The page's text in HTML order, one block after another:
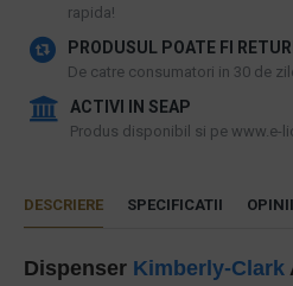
rapida!
PRODUSUL POATE FI
De catre consumatori in 30 de
ACTIVI IN SEAP
Produs disponibil si pe www.e-
DESCRIERE SPECIFICATII OPINII
Dispenser Kimberly-Clark